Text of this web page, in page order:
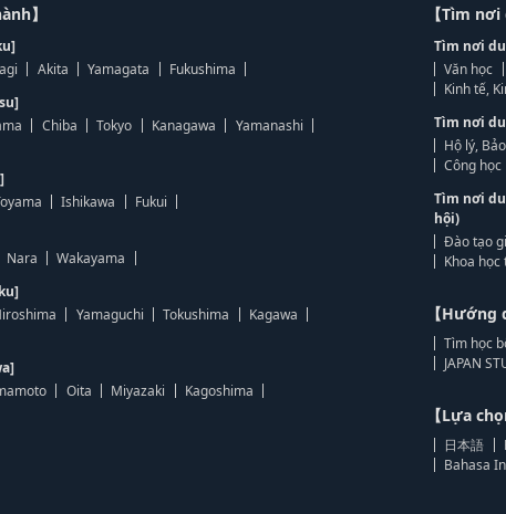
】
Akita Yamagata
Fukushima
Chiba Tokyo Kanagawa
Yamanashi
Ishikawa
Fukui
Nara
Wakayama
Yamaguchi Tokushima
Kagawa
Oita Miyazaki
Kagoshima
【Tìm
Tìm nơi
Văn học
Kinh tế,
Tìm nơi
Hộ lý,
Công học
Tìm nơi
hội)
Đào tạo
Khoa
【Hướng
Tìm học
JAPAN
【Lựa
日本語
Bahasa